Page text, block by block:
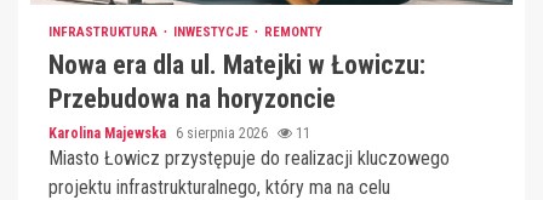
INFRASTRUKTURA INWESTYCJE REMONTY
Nowa era dla ul. Matejki w Łowiczu:
Przebudowa na horyzoncie
Karolina Majewska 6 sierpnia 2026 11
Miasto Łowicz przystępuje do realizacji kluczowego
projektu infrastrukturalnego, który ma na celu